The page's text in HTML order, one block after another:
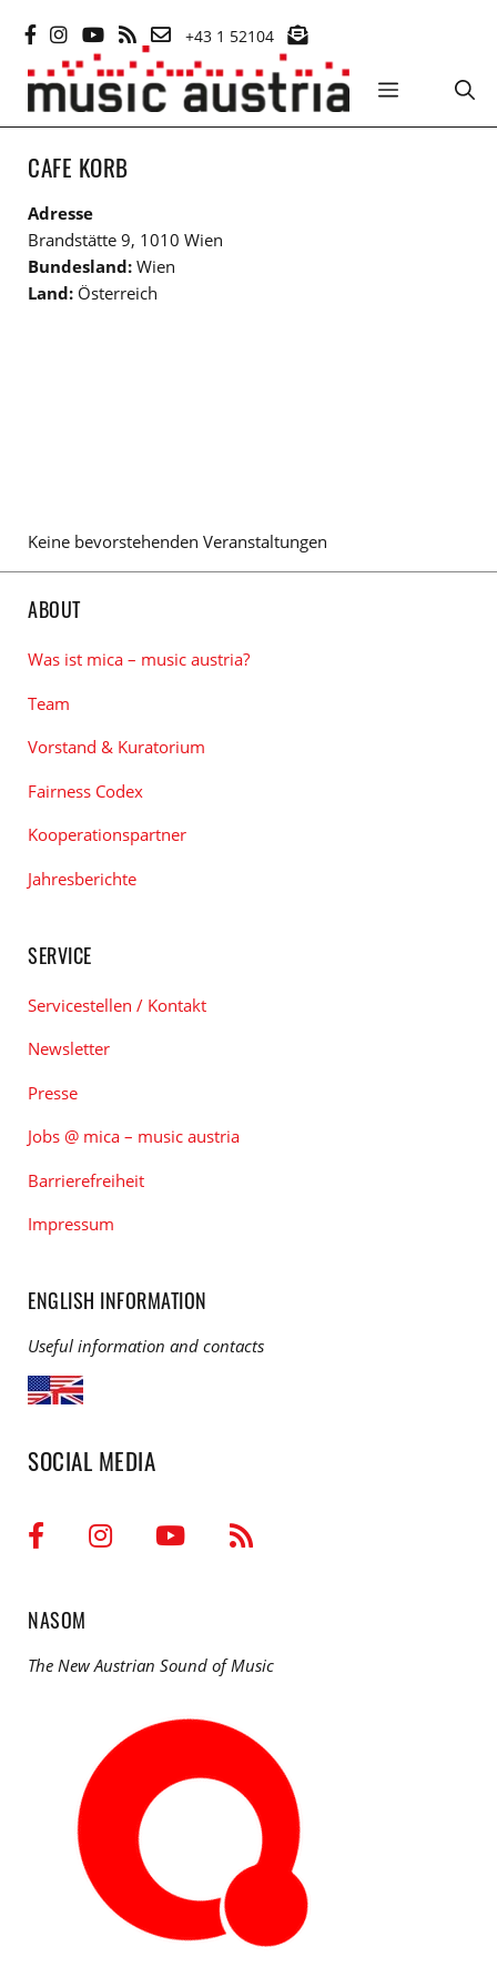
Inhalt
springen
+43 1 52104
MENÜ
CAFE KORB
Adresse
Brandstätte 9, 1010 Wien
Bundesland: Wien
Land: Österreich
Keine bevorstehenden Veranstaltungen
ABOUT
Was ist mica – music austria?
Team
Vorstand & Kuratorium
Fairness Codex
Kooperationspartner
Jahresberichte
SERVICE
Servicestellen / Kontakt
Newsletter
Presse
Jobs @ mica – music austria
Barrierefreiheit
Impressum
ENGLISH INFORMATION
Useful information and contacts
SOCIAL MEDIA
NASOM
The New Austrian Sound of Music